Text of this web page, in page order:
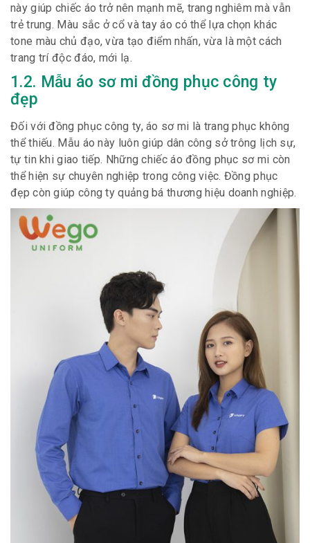
này giúp chiếc áo trở nên mạnh mẽ, trang nghiêm mà vẫn
trẻ trung. Màu sắc ở cổ và tay áo có thể lựa chọn khác
tone màu chủ đạo, vừa tạo điểm nhấn, vừa là một cách
trang trí độc đáo, mới lạ.
1.2. Mẫu áo sơ mi đồng phục công ty
đẹp
Đối với đồng phục công ty, áo sơ mi là trang phục không
thể thiếu. Mẫu áo này luôn giúp dân công sở trông lịch sự,
tự tin khi giao tiếp. Những chiếc áo đồng phục sơ mi còn
thể hiện sự chuyên nghiệp trong công việc. Đồng phục
đẹp còn giúp công ty quảng bá thương hiệu doanh nghiệp.